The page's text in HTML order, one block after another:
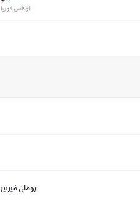
لوكاس كوريا
رومان فيربير